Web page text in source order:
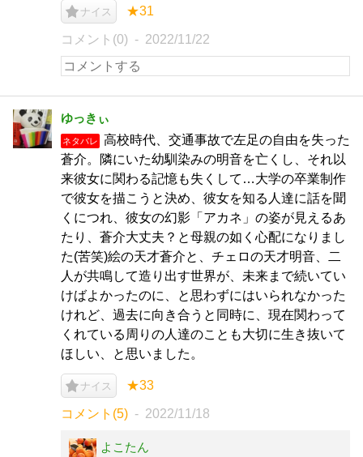
ナイス ★31
コメント(0) 2022/11/22
ゆっきぃ
ネタバレ
高校時代、交通事故で左足の自由を失った
蒼介。隣にいた幼馴染みの明音を亡くし、それ以
来彼女に関わる記憶も失くして…大学の卒業制作
で彼女を描こうと決め、彼女を知る人達に話を聞
くにつれ、彼女の幻影「アカネ」の姿が見えるあ
たり、蒼介大丈夫？と母親の如く心配になりまし
た(苦笑)絵の天才蒼介と、チェロの天才明音、二
人が共鳴して造り出す世界が、未来まで続いてい
けばよかったのに、と思わずにはいられなかった
けれど、過去に向き合うと同時に、現在関わって
くれている周りの人達のことも大切に生き抜いて
ほしい、と思いました。
ナイス ★33
コメント(5) 2022/11/18
よこたん